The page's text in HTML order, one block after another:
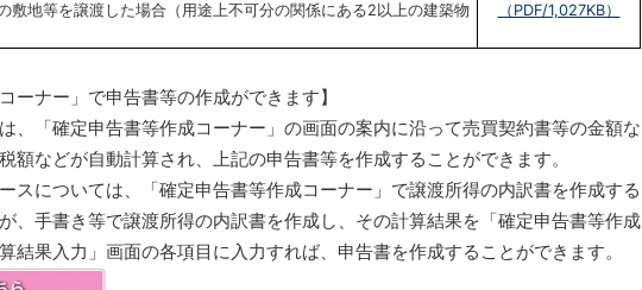
敷地等を譲渡した場合（用途上不可分の関係にある2以上の建築物
（PDF/1,027KB）
ーナー」で申告書等の作成ができます】
、「確定申告書等作成コーナー」の画面の案内に沿って売買契約書等の金額な
額などが自動計算され、上記の申告書等を作成することができます。
スについては、「確定申告書等作成コーナー」で譲渡所得の内訳書を作成する
、手書き等で譲渡所得の内訳書を作成し、その計算結果を「確定申告書等作成
結果入力」画面の各項目に入力すれば、申告書を作成することができます。